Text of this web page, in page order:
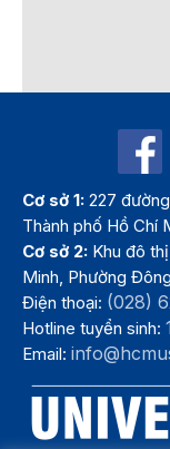
Cơ sở 1: 227
Thành phố Hồ Chí
Cơ sở 2: Khu đô
Minh, Phường
Điện thoại: (028)
Hotline tuyển sinh:
Email: